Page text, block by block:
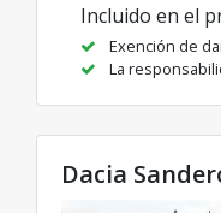
Incluido en el
Exención de
La
Dacia